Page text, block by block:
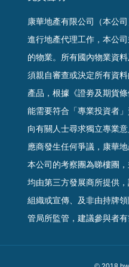
康華地產有限公司（本公
進行地產代理工作，本公
的物業。 所有國內物業資
須親自審查或決定所有資
產品，根據《證劵及期貨
能需要符合「專業投資者
向有關人士尋求獨立專業
應商發生任何爭議，康華
本公司的考察團為睇樓團
均由第三方發展商所提供
組織或宣傳、及非由持牌
管局所監管，建議參與者